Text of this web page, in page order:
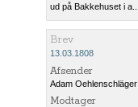
ud på Bakkehuset i a...
Brev
13.03.1808
Afsender
Adam Oehlenschläger
Modtager